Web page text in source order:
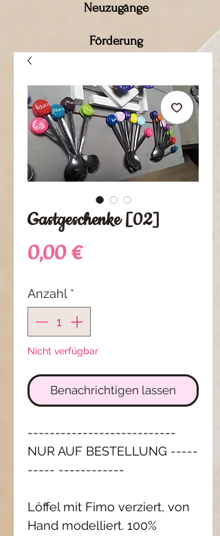
Neuzugänge
Förderung
Gastgeschenke [02]
0,00 €Preis
Anzahl *
Nicht verfügbar
Benachrichtigen lassen
---------------------------
NUR AUF BESTELLUNG -----
----- ------------
Löffel mit Fimo verziert, von
Hand modelliert. 100%